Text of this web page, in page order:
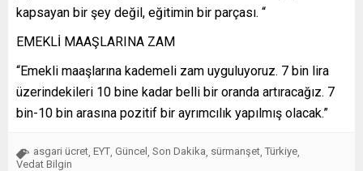
kapsayan bir şey değil, eğitimin bir parçası. “
EMEKLİ MAAŞLARINA ZAM
“Emekli maaşlarına kademeli zam uyguluyoruz. 7 bin lira
üzerindekileri 10 bine kadar belli bir oranda artıracağız. 7
bin-10 bin arasına pozitif bir ayrımcılık yapılmış olacak.”
asgari ücret, EYT, Güncel , Son Dakika, sürmanşet, Türkiye,
Vedat Bilgin